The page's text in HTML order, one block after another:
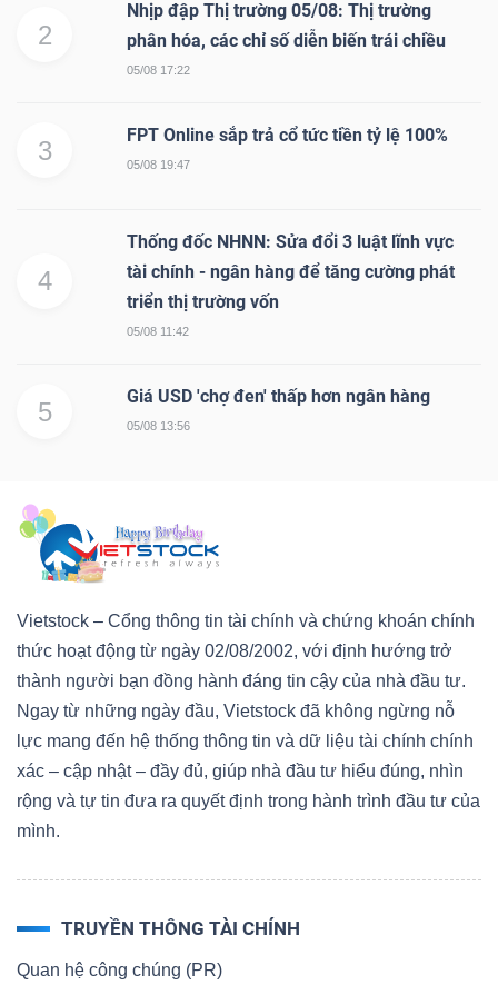
2
Nhịp đập Thị trường 05/08: Thị trường
phân hóa, các chỉ số diễn biến trái chiều
05/08 17:22
3
FPT Online sắp trả cổ tức tiền tỷ lệ 100%
05/08 19:47
4
Thống đốc NHNN: Sửa đổi 3 luật lĩnh vực
tài chính - ngân hàng để tăng cường phát
triển thị trường vốn
05/08 11:42
5
Giá USD 'chợ đen' thấp hơn ngân hàng
05/08 13:56
Vietstock – Cổng thông tin tài chính và chứng khoán chính
thức hoạt động từ ngày 02/08/2002, với định hướng trở
thành người bạn đồng hành đáng tin cậy của nhà đầu tư.
Ngay từ những ngày đầu, Vietstock đã không ngừng nỗ
lực mang đến hệ thống thông tin và dữ liệu tài chính chính
xác – cập nhật – đầy đủ, giúp nhà đầu tư hiểu đúng, nhìn
rộng và tự tin đưa ra quyết định trong hành trình đầu tư của
mình.
TRUYỀN THÔNG TÀI CHÍNH
Quan hệ công chúng (PR)